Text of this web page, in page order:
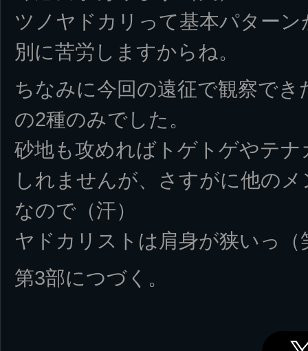
ツノヤドカリって基本パター
別に苦労しますからね。
ちなみに今回の遠征で観察で
の2種のみでした。
砂地も攻めればトゲトゲやテ
しれませんが、さすがに他の
なので（汗）
ヤドカリストは肩身が狭いっ（
第3部につづく。